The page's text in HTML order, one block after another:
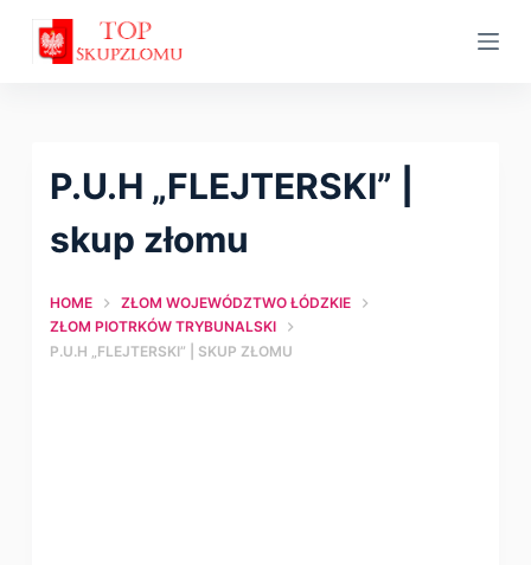
P.U.H „FLEJTERSKI” |
skup złomu
HOME
ZŁOM WOJEWÓDZTWO ŁÓDZKIE
ZŁOM PIOTRKÓW TRYBUNALSKI
P.U.H „FLEJTERSKI” | SKUP ZŁOMU